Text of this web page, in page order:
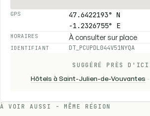
GPS
47.6422193° N
-1.2326755° E
HORAIRES À consulter sur place
IDENTIFIANT DT_PCUPDL044V51NYQA
SUGGÉRÉ PRÈS D'ICI
Hôtels à Saint-Julien-de-Vouvantes -
À VOIR AUSSI - MÊME RÉGION